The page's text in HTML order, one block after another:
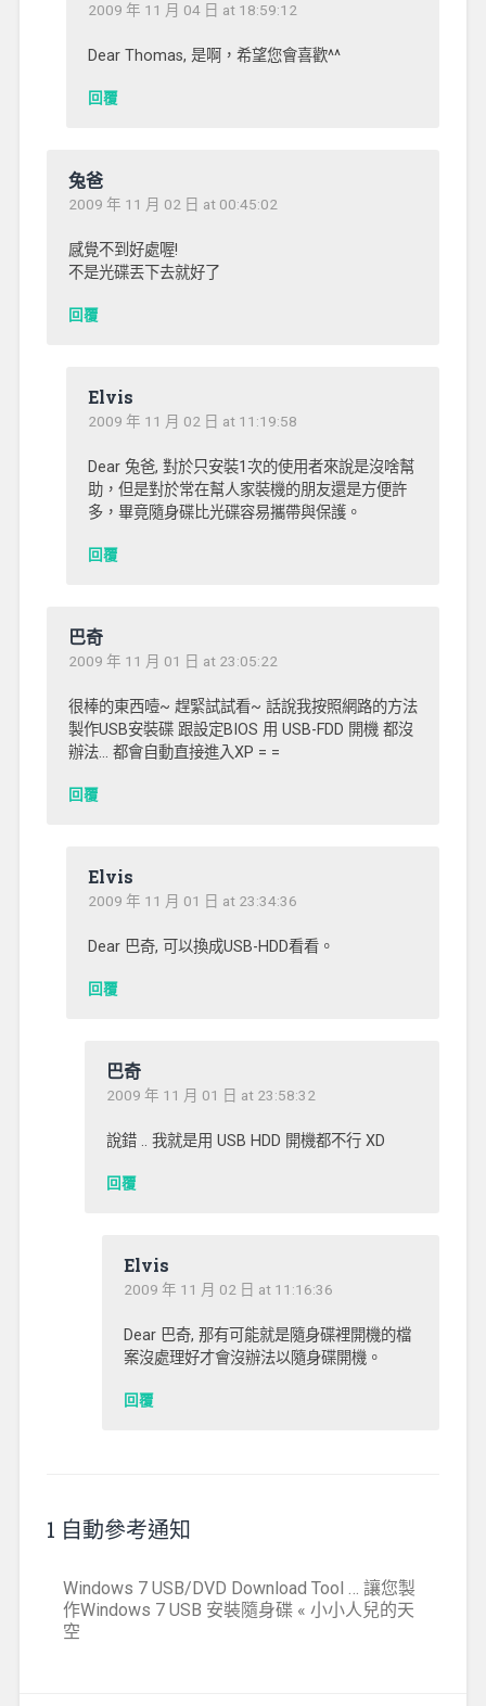
2009 年 11 月 04 日 at 18:59:12
Dear Thomas, 是啊，希望您會喜歡^^
回覆
兔爸
2009 年 11 月 02 日 at 00:45:02
感覺不到好處喔!
不是光碟丟下去就好了
回覆
Elvis
2009 年 11 月 02 日 at 11:19:58
Dear 兔爸, 對於只安裝1次的使用者來說是沒啥幫
助，但是對於常在幫人家裝機的朋友還是方便許
多，畢竟隨身碟比光碟容易攜帶與保護。
回覆
巴奇
2009 年 11 月 01 日 at 23:05:22
很棒的東西噎~ 趕緊試試看~ 話說我按照網路的方法
製作USB安裝碟 跟設定BIOS 用 USB-FDD 開機 都沒
辦法… 都會自動直接進入XP = =
回覆
Elvis
2009 年 11 月 01 日 at 23:34:36
Dear 巴奇, 可以換成USB-HDD看看。
回覆
巴奇
2009 年 11 月 01 日 at 23:58:32
說錯 .. 我就是用 USB HDD 開機都不行 XD
回覆
Elvis
2009 年 11 月 02 日 at 11:16:36
Dear 巴奇, 那有可能就是隨身碟裡開機的檔
案沒處理好才會沒辦法以隨身碟開機。
回覆
1 自動參考通知
Windows 7 USB/DVD Download Tool … 讓您製
作Windows 7 USB 安裝隨身碟 « 小小人兒的天
空